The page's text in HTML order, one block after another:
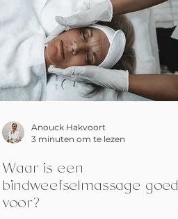
Anouck Hakvoort
3 minuten om te lezen
Waar is een
bindweefselmassage goed
voor?